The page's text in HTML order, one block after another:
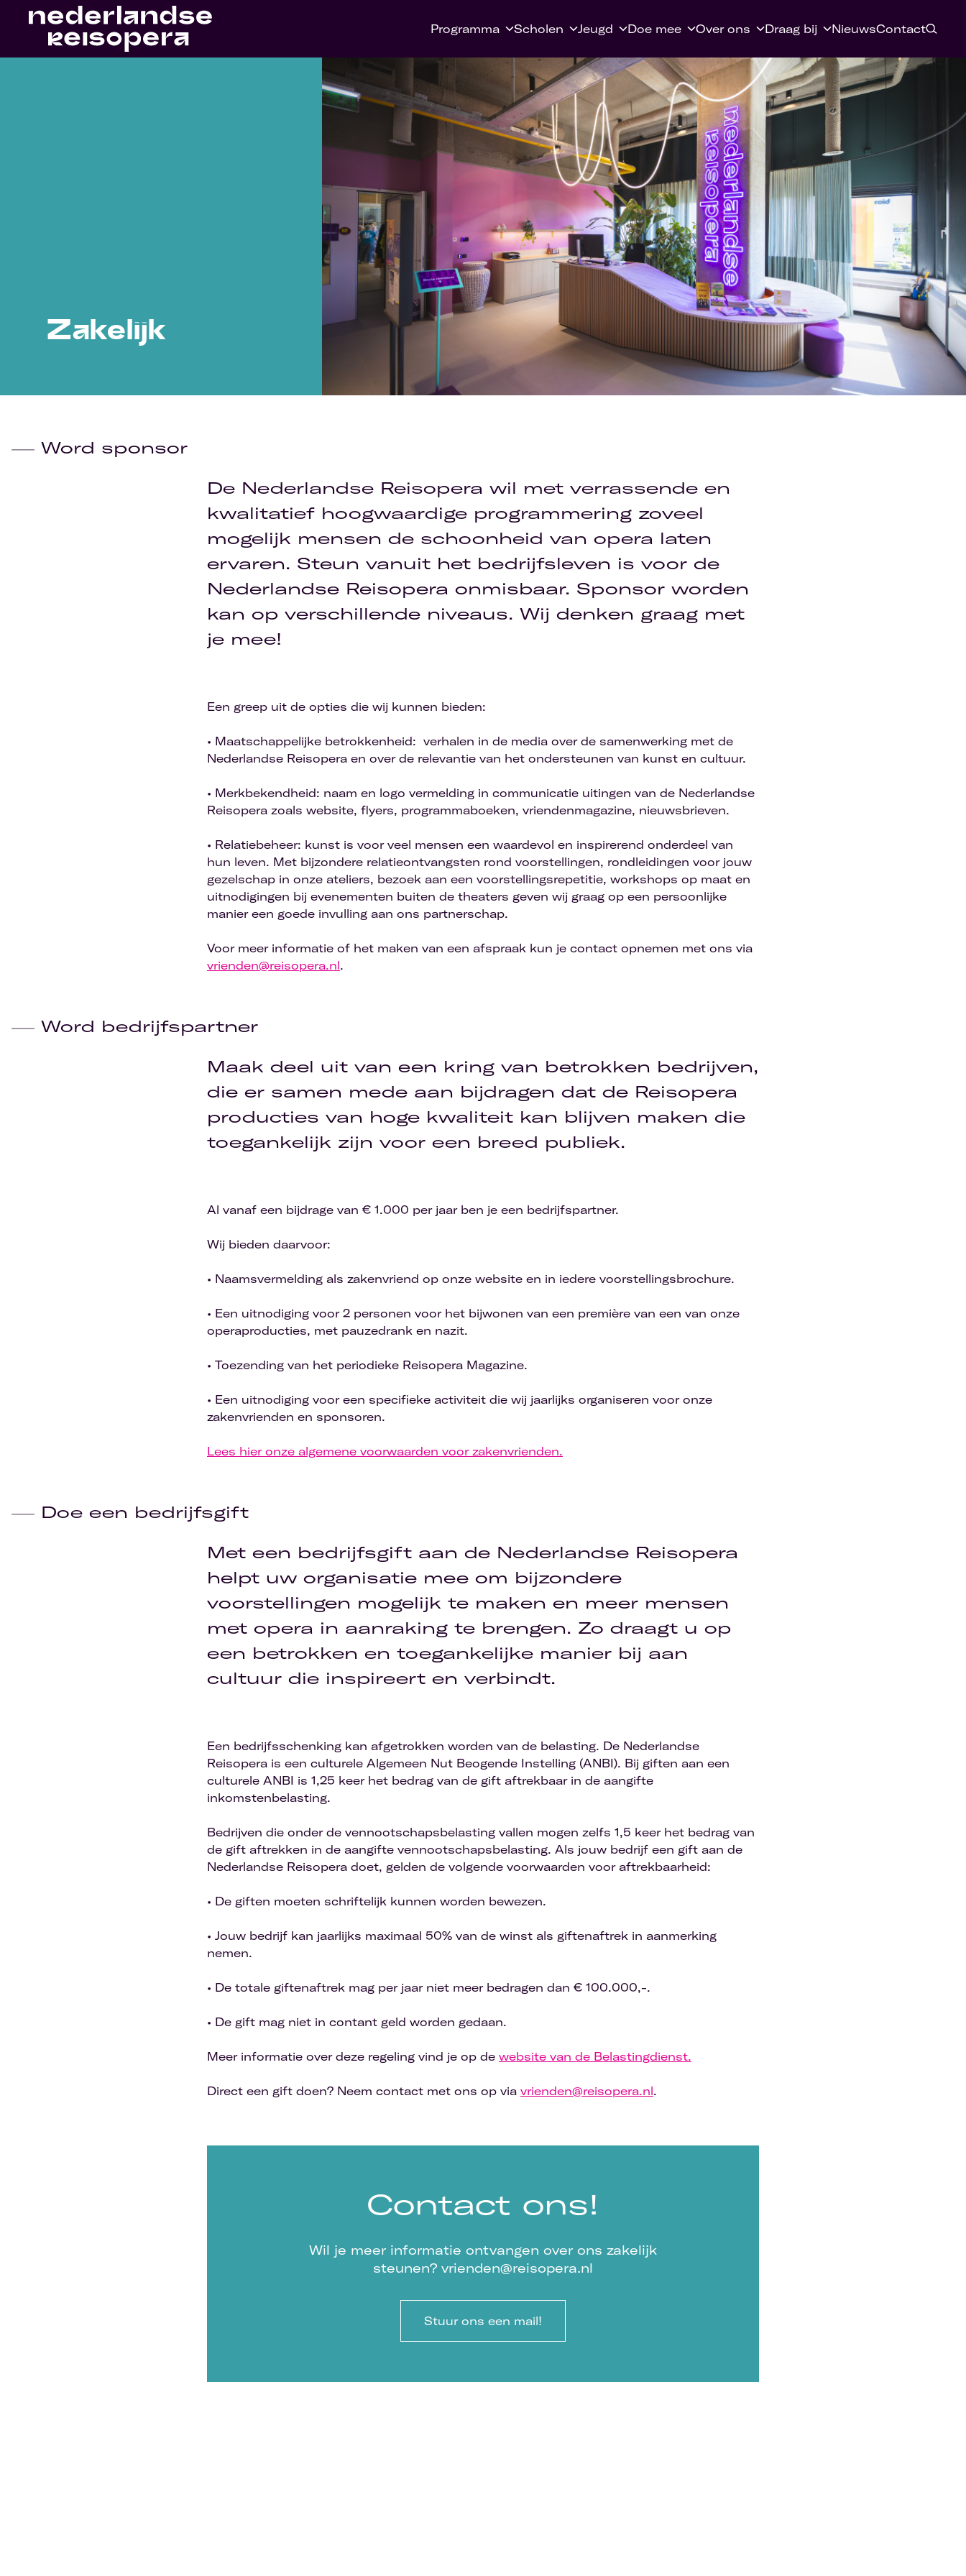
Programma Scholen Jeugd Doe mee Over ons Draag bij NieuwsContact
Zakelijk
Word sponsor
De Nederlandse Reisopera wil met verrassende en
kwalitatief hoogwaardige programmering zoveel
mogelijk mensen de schoonheid van opera laten
ervaren. Steun vanuit het bedrijfsleven is voor de
Nederlandse Reisopera onmisbaar. Sponsor worden
kan op verschillende niveaus. Wij denken graag met
je mee!
Een greep uit de opties die wij kunnen bieden:
• Maatschappelijke betrokkenheid: verhalen in de media over de samenwerking met de
Nederlandse Reisopera en over de relevantie van het ondersteunen van kunst en cultuur.
• Merkbekendheid: naam en logo vermelding in communicatie uitingen van de Nederlandse
Reisopera zoals website, flyers, programmaboeken, vriendenmagazine, nieuwsbrieven.
• Relatiebeheer: kunst is voor veel mensen een waardevol en inspirerend onderdeel van
hun leven. Met bijzondere relatieontvangsten rond voorstellingen, rondleidingen voor jouw
gezelschap in onze ateliers, bezoek aan een voorstellingsrepetitie, workshops op maat en
uitnodigingen bij evenementen buiten de theaters geven wij graag op een persoonlijke
manier een goede invulling aan ons partnerschap.
Voor meer informatie of het maken van een afspraak kun je contact opnemen met ons via
vrienden@reisopera.nl.
Word bedrijfspartner
Maak deel uit van een kring van betrokken bedrijven,
die er samen mede aan bijdragen dat de Reisopera
producties van hoge kwaliteit kan blijven maken die
toegankelijk zijn voor een breed publiek.
Al vanaf een bijdrage van € 1.000 per jaar ben je een bedrijfspartner.
Wij bieden daarvoor:
• Naamsvermelding als zakenvriend op onze website en in iedere voorstellingsbrochure.
• Een uitnodiging voor 2 personen voor het bijwonen van een première van een van onze
operaproducties, met pauzedrank en nazit.
• Toezending van het periodieke Reisopera Magazine.
• Een uitnodiging voor een specifieke activiteit die wij jaarlijks organiseren voor onze
zakenvrienden en sponsoren.
Lees hier onze algemene voorwaarden voor zakenvrienden.
Doe een bedrijfsgift
Met een bedrijfsgift aan de Nederlandse Reisopera
helpt uw organisatie mee om bijzondere
voorstellingen mogelijk te maken en meer mensen
met opera in aanraking te brengen. Zo draagt u op
een betrokken en toegankelijke manier bij aan
cultuur die inspireert en verbindt.
Een bedrijfsschenking kan afgetrokken worden van de belasting. De Nederlandse
Reisopera is een culturele Algemeen Nut Beogende Instelling (ANBI). Bij giften aan een
culturele ANBI is 1,25 keer het bedrag van de gift aftrekbaar in de aangifte
inkomstenbelasting.
Bedrijven die onder de vennootschapsbelasting vallen mogen zelfs 1,5 keer het bedrag van
de gift aftrekken in de aangifte vennootschapsbelasting. Als jouw bedrijf een gift aan de
Nederlandse Reisopera doet, gelden de volgende voorwaarden voor aftrekbaarheid:
• De giften moeten schriftelijk kunnen worden bewezen.
• Jouw bedrijf kan jaarlijks maximaal 50% van de winst als giftenaftrek in aanmerking
nemen.
• De totale giftenaftrek mag per jaar niet meer bedragen dan € 100.000,-.
• De gift mag niet in contant geld worden gedaan.
Meer informatie over deze regeling vind je op de website van de Belastingdienst.
Direct een gift doen? Neem contact met ons op via vrienden@reisopera.nl.
Contact ons!
Wil je meer informatie ontvangen over ons zakelijk
steunen? vrienden@reisopera.nl
Stuur ons een mail!